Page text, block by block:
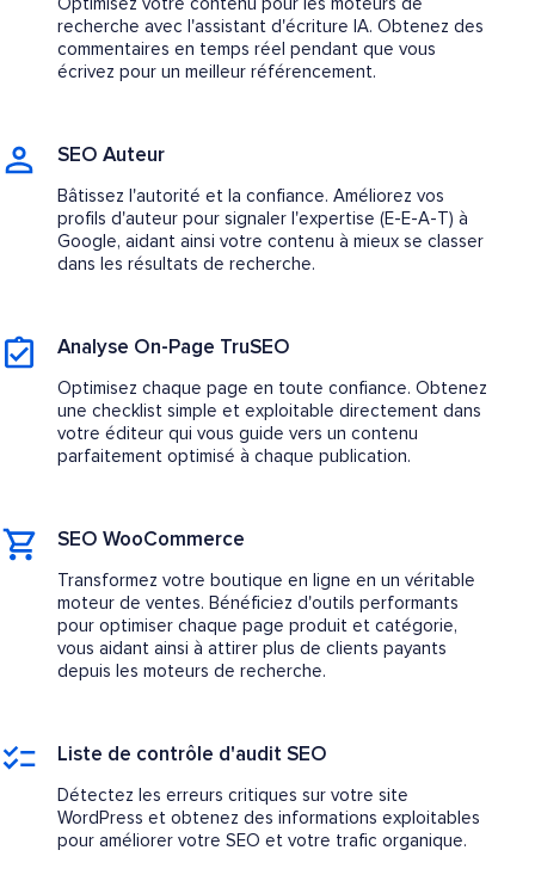
Optimisez votre contenu pour les moteurs de
recherche avec l'assistant d'écriture IA. Obtenez des
commentaires en temps réel pendant que vous
écrivez pour un meilleur référencement.
SEO Auteur
Bâtissez l'autorité et la confiance. Améliorez vos
profils d'auteur pour signaler l'expertise (E-E-A-T) à
Google, aidant ainsi votre contenu à mieux se classer
dans les résultats de recherche.
Analyse On-Page TruSEO
Optimisez chaque page en toute confiance. Obtenez
une checklist simple et exploitable directement dans
votre éditeur qui vous guide vers un contenu
parfaitement optimisé à chaque publication.
SEO WooCommerce
Transformez votre boutique en ligne en un véritable
moteur de ventes. Bénéficiez d'outils performants
pour optimiser chaque page produit et catégorie,
vous aidant ainsi à attirer plus de clients payants
depuis les moteurs de recherche.
Liste de contrôle d'audit SEO
Détectez les erreurs critiques sur votre site
WordPress et obtenez des informations exploitables
pour améliorer votre SEO et votre trafic organique.